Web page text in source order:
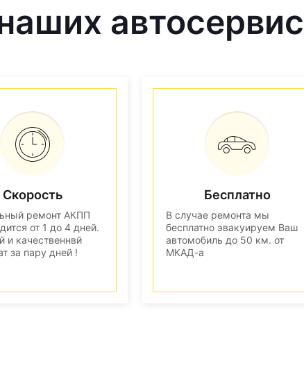
Скорость
ремонт АКПП
от 1 до 4 дней.
и качественнвй
за пару дней !
Бесплатно
В случае ремонта мы
бесплатно эвакуируем Ваш
автомобиль до 50 км. от
МКАД-а